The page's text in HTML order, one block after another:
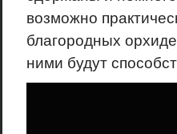
возможно
благородных
ними будут